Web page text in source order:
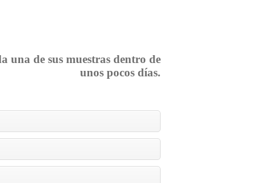
una de sus muestras dentro de
unos pocos días.